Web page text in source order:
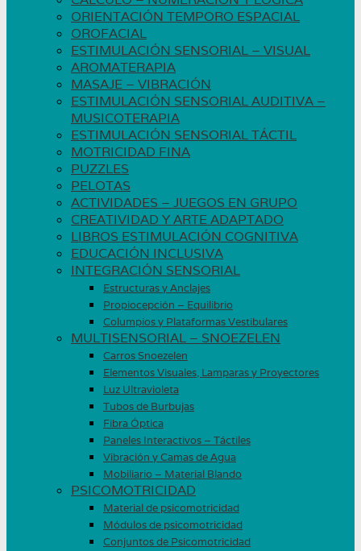
ORIENTACIÓN TEMPORO ESPACIAL
OROFACIAL
ESTIMULACIÓN SENSORIAL – VISUAL
AROMATERAPIA
MASAJE – VIBRACIÓN
ESTIMULACIÓN SENSORIAL AUDITIVA –
MUSICOTERAPIA
ESTIMULACIÓN SENSORIAL TÁCTIL
MOTRICIDAD FINA
PUZZLES
PELOTAS
ACTIVIDADES – JUEGOS EN GRUPO
CREATIVIDAD Y ARTE ADAPTADO
LIBROS ESTIMULACIÓN COGNITIVA
EDUCACIÓN INCLUSIVA
INTEGRACIÓN SENSORIAL
Estructuras y Anclajes
Propiocepción – Equilibrio
Columpios y Plataformas Vestibulares
MULTISENSORIAL – SNOEZELEN
Carros Snoezelen
Elementos Visuales, Lamparas y Proyectores
Luz Ultravioleta
Tubos de Burbujas
Fibra Óptica
Paneles Interactivos – Táctiles
Vibración y Camas de Agua
Mobiliario – Material Blando
PSICOMOTRICIDAD
Material de psicomotricidad
Módulos de psicomotricidad
Conjuntos de Psicomotricidad